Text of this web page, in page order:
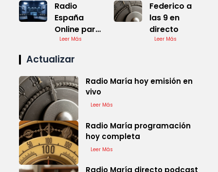
Radio
España
Online para
Escuchar en
Vivo
Leer Más
Federico a
las 9 en
directo
Leer Más
Actualizar
Radio María hoy emisión en
vivo
Leer Más
Radio María programación
hoy completa
Leer Más